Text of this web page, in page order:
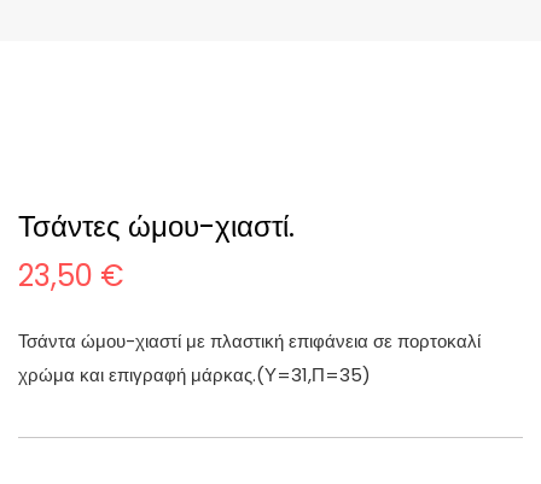
Τσάντες ώμου-χιαστί.
23,50 €
Τσάντα ώμου-χιαστί με πλαστική επιφάνεια σε πορτοκαλί
χρώμα και επιγραφή μάρκας.(Υ=31,Π=35)